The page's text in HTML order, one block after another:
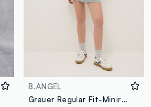
B.ANGEL
Grauer Regular Fit-Minirock mit elastischem Bund